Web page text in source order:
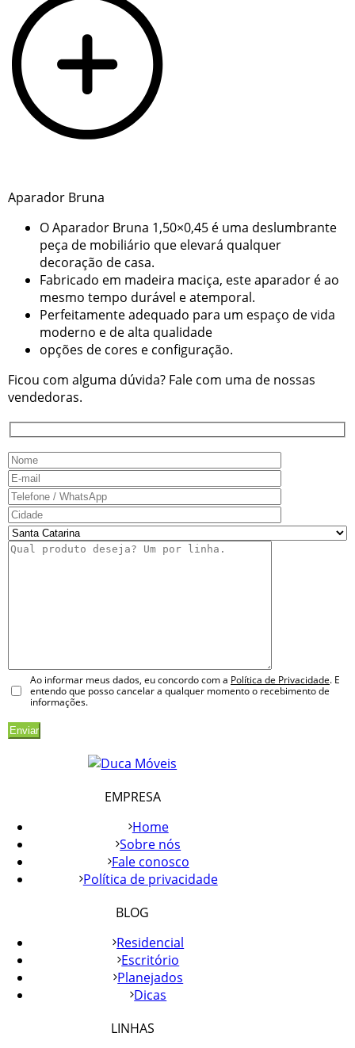
Aparador Bruna
O Aparador Bruna 1,50×0,45 é uma deslumbrante
peça de mobiliário que elevará qualquer
decoração de casa.
Fabricado em madeira maciça, este aparador é ao
mesmo tempo durável e atemporal.
Perfeitamente adequado para um espaço de vida
moderno e de alta qualidade
opções de cores e configuração.
Ficou com alguma dúvida? Fale com uma de nossas
vendedoras.
Ao informar meus dados, eu concordo com a Política de Privacidade. E
entendo que posso cancelar a qualquer momento o recebimento de
informações.
EMPRESA
Home
Sobre nós
Fale conosco
Política de privacidade
BLOG
Residencial
Escritório
Planejados
Dicas
LINHAS